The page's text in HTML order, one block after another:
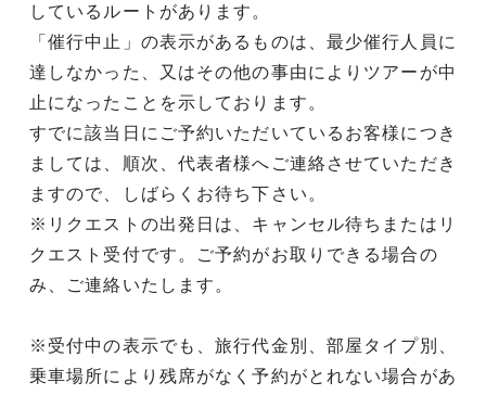
しているルートがあります。
「催行中止」の表示があるものは、最少催行人員に
達しなかった、又はその他の事由によりツアーが中
止になったことを示しております。
すでに該当日にご予約いただいているお客様につき
ましては、順次、代表者様へご連絡させていただき
ますので、しばらくお待ち下さい。
※リクエストの出発日は、キャンセル待ちまたはリ
クエスト受付です。ご予約がお取りできる場合の
み、ご連絡いたします。
※受付中の表示でも、旅行代金別、部屋タイプ別、
乗車場所により残席がなく予約がとれない場合があ